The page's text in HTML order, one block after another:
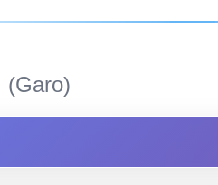
(Garo)